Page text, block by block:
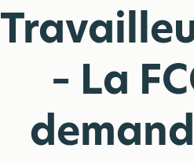
– La